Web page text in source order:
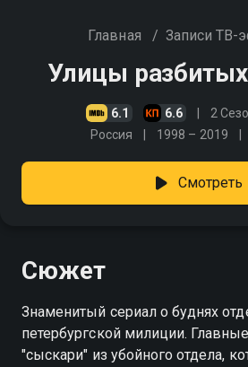
Главная / Записи ТВ-
Улицы
6.1 6.6 2
Россия 1998 – 2019
Смотреть
Сюжет
Знаменитый сериал о буднях
петербургской милиции.
"сыскари" из убойного отдела,